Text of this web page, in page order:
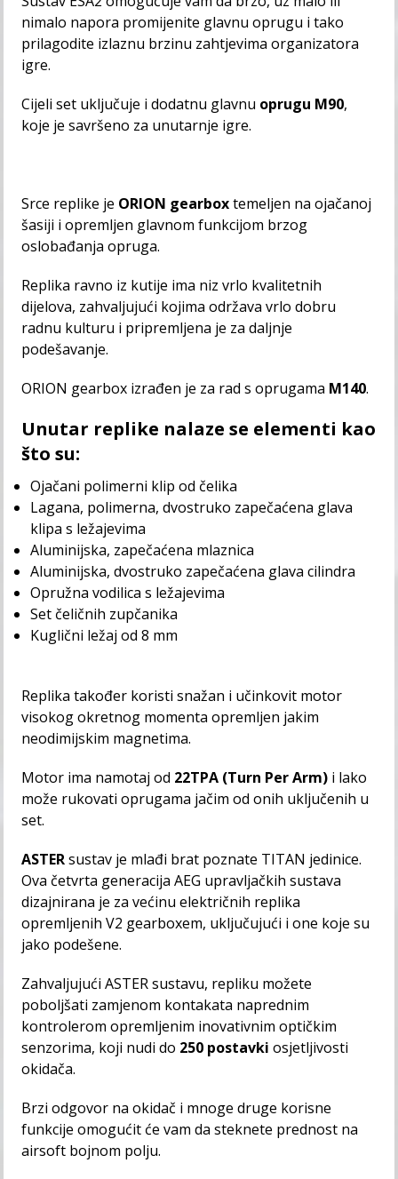
nimalo napora promijenite glavnu oprugu i tako
prilagodite izlaznu brzinu zahtjevima organizatora
igre.
Cijeli set uključuje i dodatnu glavnu oprugu M90,
koje je savršeno za unutarnje igre.
Srce replike je ORION gearboxtemeljen na ojačanoj
šasiji i opremljen glavnom funkcijom brzog
oslobađanja opruga.
Replika ravno iz kutije ima niz vrlo kvalitetnih
dijelova, zahvaljujući kojima održava vrlo dobru
radnu kulturu i pripremljena je za daljnje
podešavanje.
ORION gearbox izrađen je za rad s oprugama M140.
Unutar replike nalaze se elementi kao
što su:
Ojačani polimerni klip od čelika
Lagana, polimerna, dvostruko zapečaćena glava
klipa s ležajevima
Aluminijska, zapečaćena mlaznica
Aluminijska, dvostruko zapečaćena glava cilindra
Opružna vodilica s ležajevima
Set čeličnih zupčanika
Kuglični ležaj od 8 mm
Replika također koristi snažan i učinkovit motor
visokog okretnog momenta opremljen jakim
neodimijskim magnetima.
Motor ima namotaj od 22TPA (Turn Per Arm) i lako
može rukovati oprugama jačim od onih uključenih u
set.
ASTERsustav je mlađi brat poznate TITAN jedinice.
Ova četvrta generacija AEG upravljačkih sustava
dizajnirana je za većinu električnih replika
opremljenih V2 gearboxem, uključujući i one koje su
jako podešene.
Zahvaljujući ASTER sustavu, repliku možete
poboljšati zamjenom kontakata naprednim
kontrolerom opremljenim inovativnim optičkim
senzorima, koji nudi do 250 postavki osjetljivosti
okidača.
Brzi odgovor na okidač i mnoge druge korisne
funkcije omogućit će vam da steknete prednost na
airsoft bojnom polju.